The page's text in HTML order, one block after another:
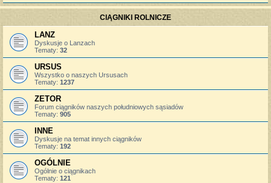
CIĄGNIKI ROLNICZE
LANZ
Dyskusje o Lanzach
Tematy: 32
URSUS
Wszystko o naszych Ursusach
Tematy: 1237
ZETOR
Forum ciągników naszych południowych sąsiadów
Tematy: 905
INNE
Dyskusje na temat innych ciągników
Tematy: 192
OGÓLNIE
Ogólnie o ciągnikach
Tematy: 121